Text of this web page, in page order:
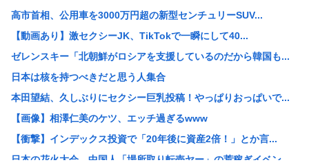
高市首相、公用車を3000万円超の新型センチュリーSUV...
【動画あり】激セクシーJK、TikTokで一瞬にして40...
ゼレンスキー「北朝鮮がロシアを支援しているのだから韓国も...
日本は核を持つべきだと思う人集合
本田望結、久しぶりにセクシー巨乳投稿！やっぱりおっぱいで...
【画像】相澤仁美のケツ、エッチ過ぎるwww
【衝撃】インデックス投資で「20年後に資産2倍！」とか言...
日本の花火大会 中国人「場所取り転売ヤー」の荒稼ぎイベン...